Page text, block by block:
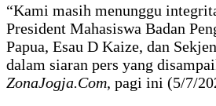
“Kami masih menunggu
President Mahasiswa Badan
Papua, Esau D Kaize, dan
dalam siaran pers yang
ZonaJogja.Com, pagi ini (5/7/